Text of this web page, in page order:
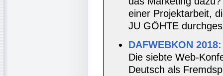
einer Projektarbeit,
JU GÖHTE
DAFWEBKON
Die siebte Web-
Deutsch als